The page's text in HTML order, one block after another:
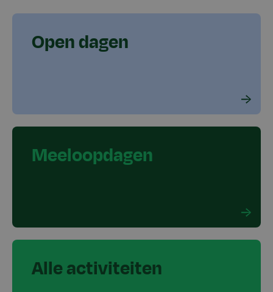
Open dagen
Meeloopdagen
Alle activiteiten